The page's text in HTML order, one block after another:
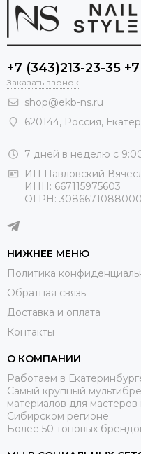
+7 (343)213-23-35
Заказать звонок
shop@ekb-ns.ru
620144, Россия,
7 дней в неделю с
ИП Павловский
ИНН: 667115975603
ОГРН:
НИЖНЕЕ МЕНЮ
Политика
Обратная связь
Доставка и оплата
Контакты
О КОМПАНИИ
Работаем в
Самый крупный
материалов для
Сибирском регионе.
Более 50 топовых